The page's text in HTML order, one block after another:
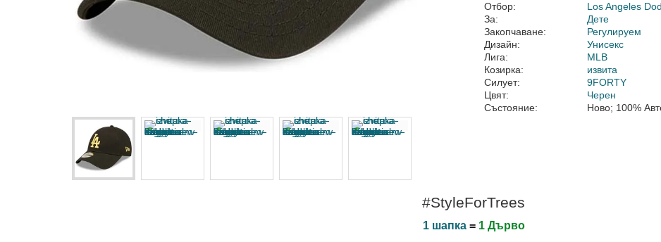
Отбор:
Los Angeles
За:
Дете
Закопчаване:
Регулируем
Дизайн:
Унисекс
Лига:
MLB
Козирка:
извита
Силует:
9FORTY
Цвят:
Черен
Състояние:
Ново; 100%
#StyleForTrees
1 шапка= 1 Дърво